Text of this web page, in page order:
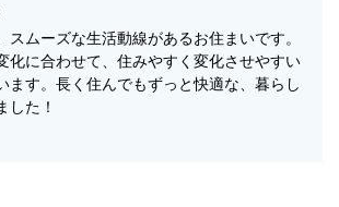
スムーズな生活動線があるお住まいです。
化に合わせて、住みやすく変化させやすい
ます。長く住んでもずっと快適な、暮らし
した！